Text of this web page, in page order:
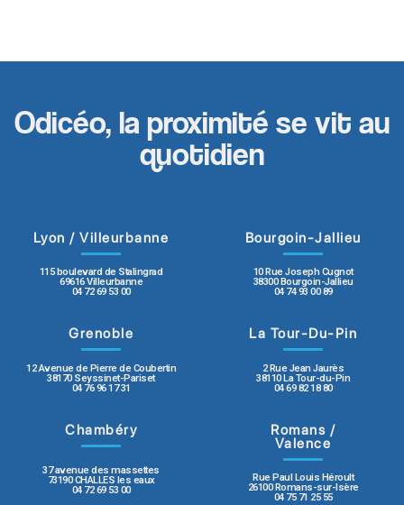
Odicéo, la proximité se vit au
quotidien
Lyon / Villeurbanne
115 boulevard de Stalingrad
69616 Villeurbanne
04 72 69 53 00
Bourgoin-Jallieu
10 Rue Joseph Cugnot
38300 Bourgoin-Jallieu
04 74 93 00 89
Grenoble
12 Avenue de Pierre de Coubertin
38170 Seyssinet-Pariset
04 76 96 17 31
La Tour-Du-Pin
2 Rue Jean Jaurès
38110 La Tour-du-Pin
04 69 82 18 80
Chambéry
37 avenue des massettes
73190 CHALLES les eaux
04 72 69 53 00
Romans /
Valence
Rue Paul Louis Héroult
26100 Romans-sur-Isère
04 75 71 25 55